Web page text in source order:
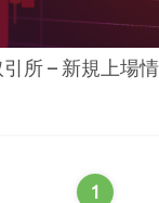
所 – 新規上場
1